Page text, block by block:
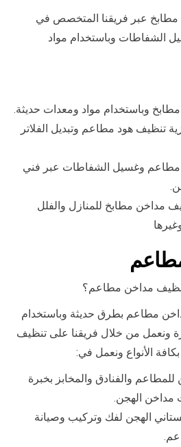
مطابخ عبر فريقنا المتخصص في
الشفاطات وباستخدام مواد
وباستخدام مواد ومعدات حديثة.
تنظيف هود مطاعم وتبديل الفلاتر
مطاعم وغسيل الشفاطات عبر فني
مداخن مطابخ للمنازل والفلل
مداخن مطاعم؟
مطاعم بطرق حديثة وباستخدام
ونعمل من خلال فريقنا على تنظيف
الأنواع ونعمل في:
والفنادق والمخابز بخبرة
الهجن.
الهجن لفك وتركيب وصيانة